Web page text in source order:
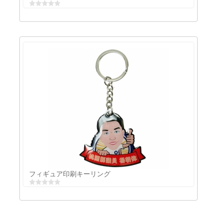
ステンレス製印刷キーリング
フィギュア印刷キーリング